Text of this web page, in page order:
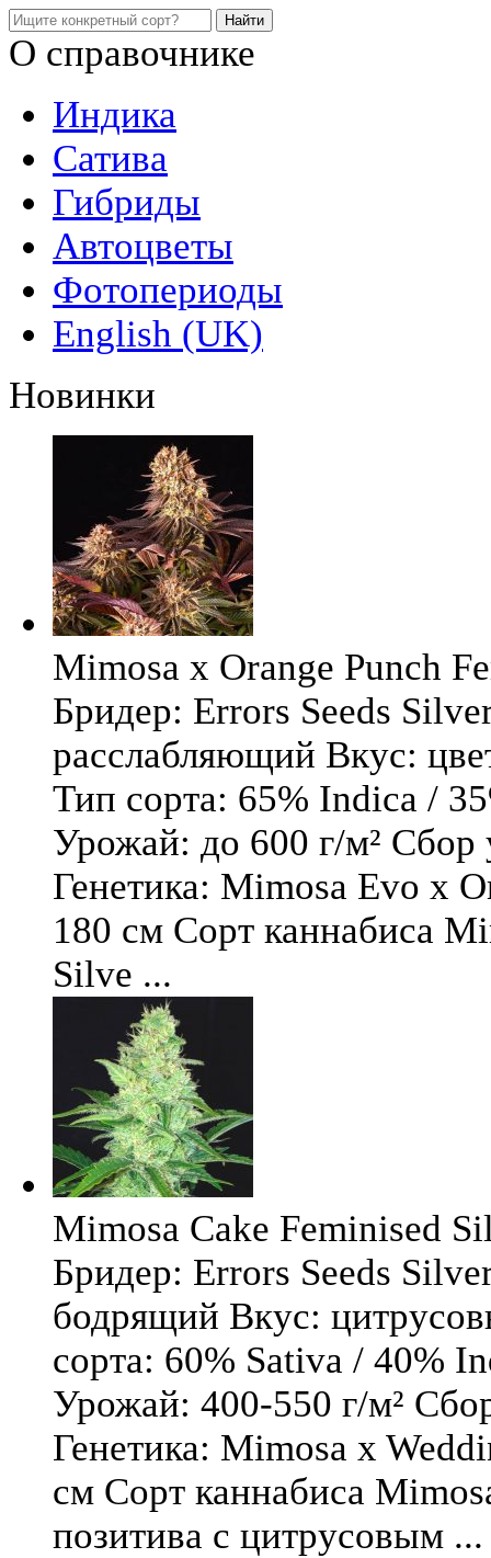
О справочнике
Индика
Сатива
Гибриды
Автоцветы
Фотопериоды
English (UK)
Новинки
Mimosa x Orange Punch
Бридер: Errors Seeds
расслабляющий Вкус:
Тип сорта: 65% Indica /
Урожай: до 600 г/м² Сбор
Генетика: Mimosa Evo x
180 см Сорт каннабиса
Silve ...
Mimosa Cake Feminised
Бридер: Errors Seeds
бодрящий Вкус:
сорта: 60% Sativa / 40%
Урожай: 400-550 г/м²
Генетика: Mimosa x
см Сорт каннабиса
позитива с цитрусовым ...